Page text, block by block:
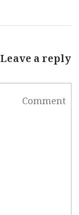
Leave a reply